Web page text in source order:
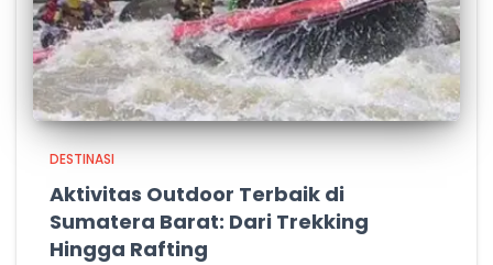
DESTINASI
Aktivitas Outdoor Terbaik di
Sumatera Barat: Dari Trekking
Hingga Rafting